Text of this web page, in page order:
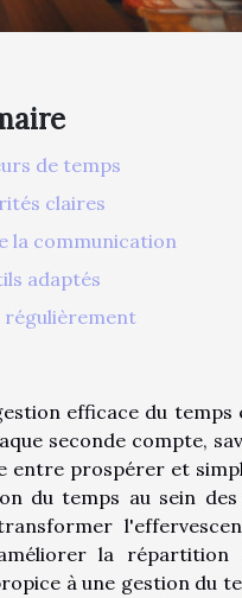
de temps
claires
la communication
adaptés
efficace du
seconde compte,
entre prospérer et
du temps au sein des
la
à une gestion du